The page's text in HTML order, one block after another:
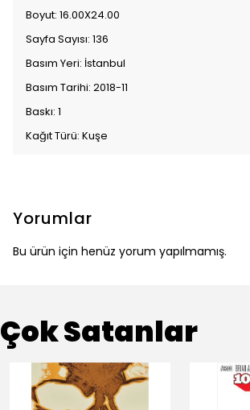
Boyut: 16.00X24.00
Sayfa Sayısı: 136
Basım Yeri: İstanbul
Basım Tarihi: 2018-11
Baskı: 1
Kağıt Türü: Kuşe
Yorumlar
Bu ürün için henüz yorum yapılmamış.
Çok Satanlar